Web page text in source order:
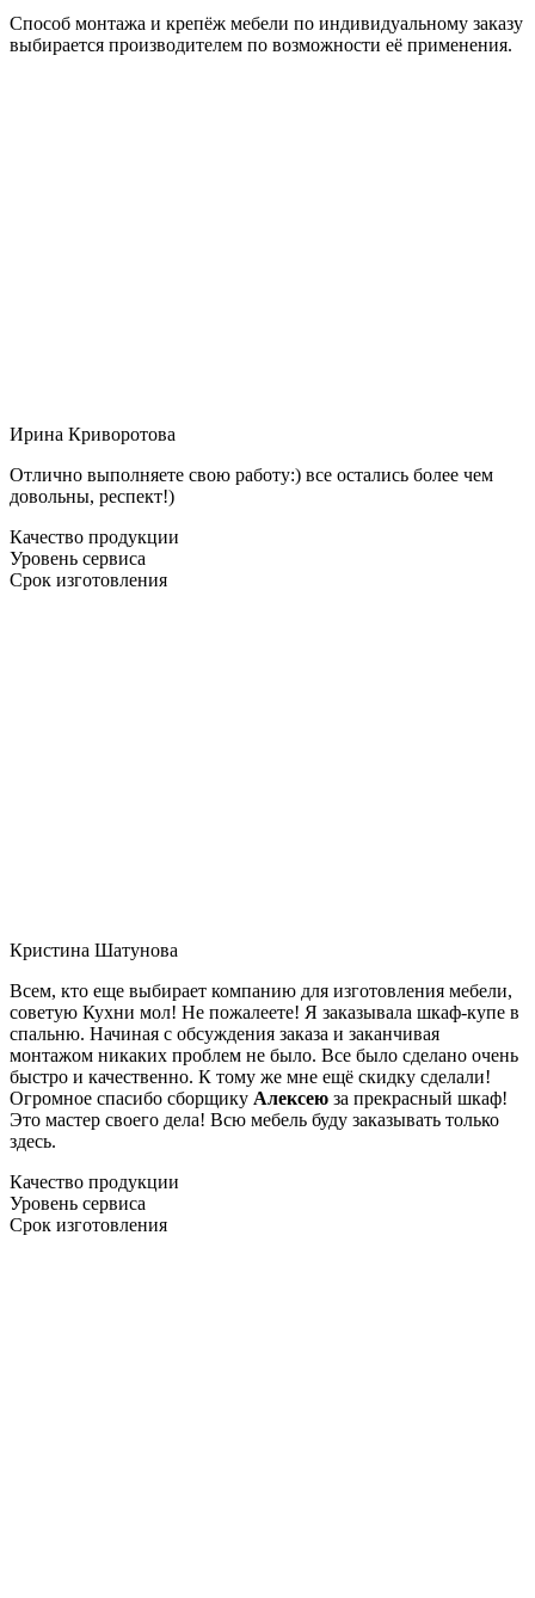
Способ монтажа и крепёж мебели по индивидуальному заказу
выбирается производителем по возможности её применения.
Ирина Криворотова
Отлично выполняете свою работу:) все остались более чем
довольны, респект!)
Качество продукции
Уровень сервиса
Срок изготовления
Кристина Шатунова
Всем, кто еще выбирает компанию для изготовления мебели,
советую Кухни мол! Не пожалеете! Я заказывала шкаф-купе в
спальню. Начиная с обсуждения заказа и заканчивая
монтажом никаких проблем не было. Все было сделано очень
быстро и качественно. К тому же мне ещё скидку сделали!
Огромное спасибо сборщику Алексею за прекрасный шкаф!
Это мастер своего дела! Всю мебель буду заказывать только
здесь.
Качество продукции
Уровень сервиса
Срок изготовления